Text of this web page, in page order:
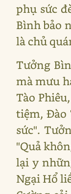
phụ sức
Bình bảo
là chủ
Tưởng
mà mưu
Tào
tiệm, Đào
sức".
"Quả
lại y
Ngại Hổ